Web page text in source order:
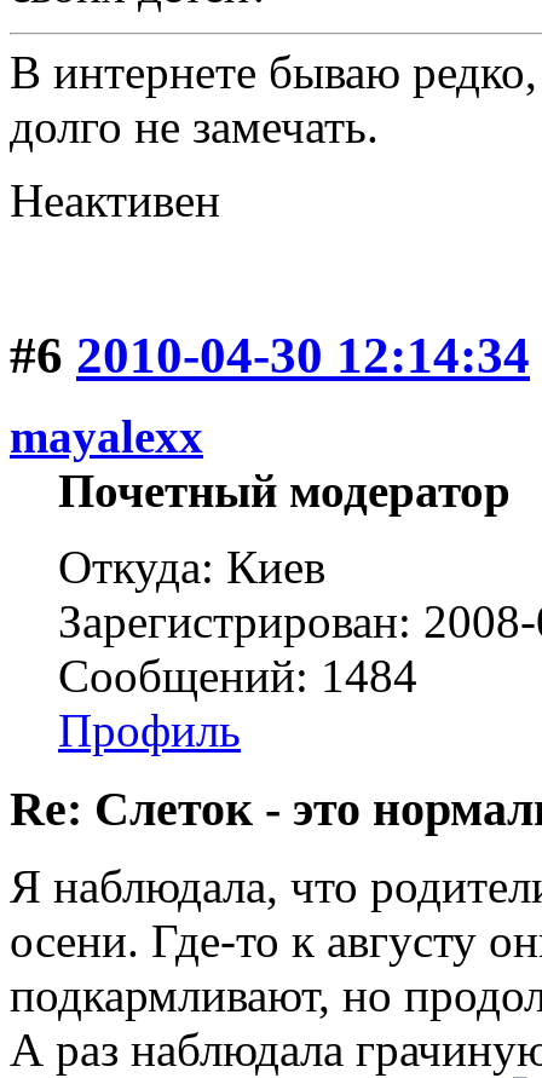
В интернете бываю
долго не замечать.
Неактивен
#6 2010-04-30 12:14:34
mayalexx
Почетный модератор
Откуда: Киев
Зарегистрирован:
Сообщений: 1484
Профиль
Re: Слеток - это
Я наблюдала, что
осени. Где-то к августу
подкармливают, но
А раз наблюдала